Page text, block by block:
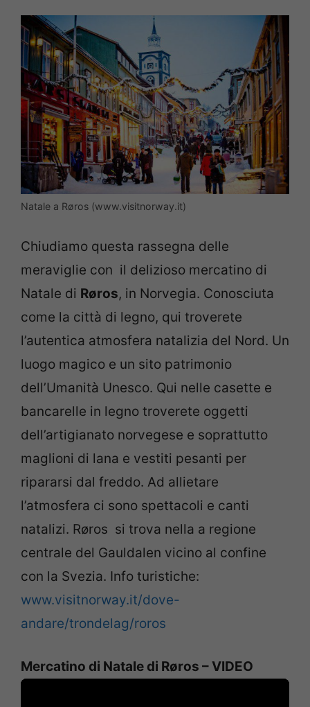
Natale a Røros (www.visitnorway.it)
Chiudiamo questa rassegna delle
meraviglie con il delizioso mercatino di
Natale di Røros, in Norvegia. Conosciuta
come la città di legno, qui troverete
l’autentica atmosfera natalizia del Nord. Un
luogo magico e un sito patrimonio
dell’Umanità Unesco. Qui nelle casette e
bancarelle in legno troverete oggetti
dell’artigianato norvegese e soprattutto
maglioni di lana e vestiti pesanti per
ripararsi dal freddo. Ad allietare
l’atmosfera ci sono spettacoli e canti
natalizi. Røros si trova nella a regione
centrale del Gauldalen vicino al confine
con la Svezia. Info turistiche:
www.visitnorway.it/dove-
andare/trondelag/roros
Mercatino di Natale di Røros – VIDEO